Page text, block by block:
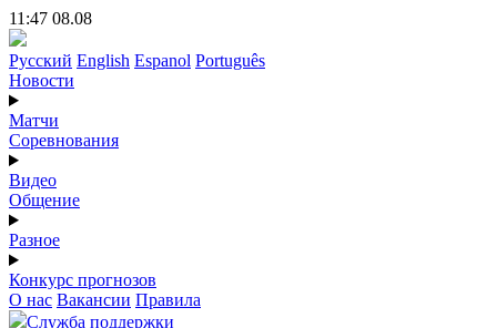
11:47 08.08
Русский English Espanol Português
Новости
Матчи
Соревнования
Видео
Общение
Разное
Конкурс прогнозов
О нас Вакансии Правила
Служба поддержки